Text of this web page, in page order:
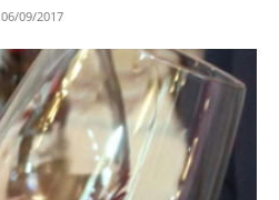
06/09/2017